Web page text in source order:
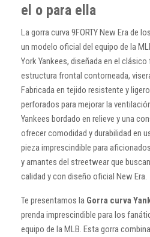
el o para ella
La gorra curva 9FORTY New Era de
un modelo oficial del equipo de la
York Yankees, diseñada en el clásico
estructura frontal contorneada,
Fabricada en tejido resistente y
perforados para mejorar la
Yankees bordado en relieve y una
ofrecer comodidad y durabilidad en
pieza imprescindible para
y amantes del streetwear que
calidad y con diseño oficial New Era.
Te presentamos la Gorra curva
prenda imprescindible para los
equipo de la MLB. Esta gorra